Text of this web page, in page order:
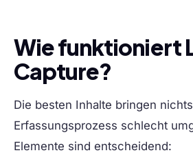
Wie funktioniert
Capture?
Die besten Inhalte bringen
Erfassungsprozess schlecht
Elemente sind entscheidend: